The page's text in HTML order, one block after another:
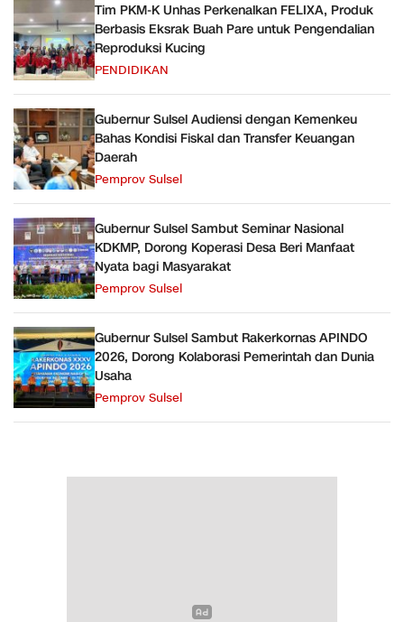
Tim PKM-K Unhas Perkenalkan FELIXA, Produk
Berbasis Eksrak Buah Pare untuk Pengendalian
Reproduksi Kucing
PENDIDIKAN
Gubernur Sulsel Audiensi dengan Kemenkeu
Bahas Kondisi Fiskal dan Transfer Keuangan
Daerah
Pemprov Sulsel
Gubernur Sulsel Sambut Seminar Nasional
KDKMP, Dorong Koperasi Desa Beri Manfaat
Nyata bagi Masyarakat
Pemprov Sulsel
Gubernur Sulsel Sambut Rakerkornas APINDO
2026, Dorong Kolaborasi Pemerintah dan Dunia
Usaha
Pemprov Sulsel